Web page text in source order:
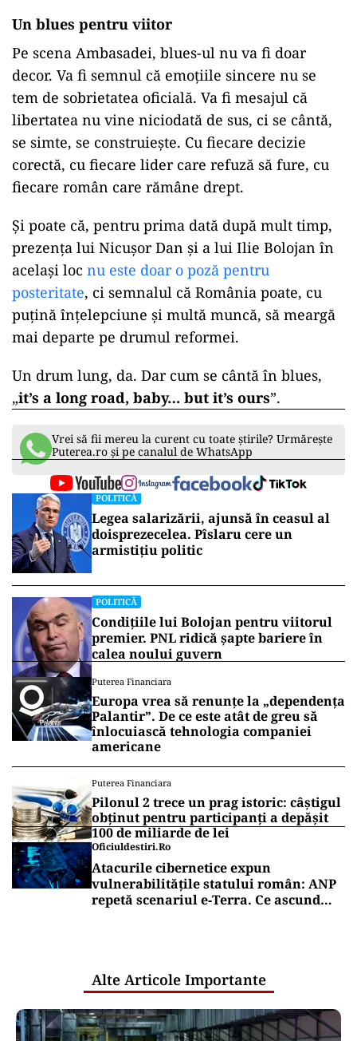
Un blues pentru viitor
Pe scena Ambasadei, blues-ul nu va fi doar
decor. Va fi semnul că emoțiile sincere nu se
tem de sobrietatea oficială. Va fi mesajul că
libertatea nu vine niciodată de sus, ci se cântă,
se simte, se construiește. Cu fiecare decizie
corectă, cu fiecare lider care refuză să fure, cu
fiecare român care rămâne drept.
Și poate că, pentru prima dată după mult timp,
prezența lui Nicușor Dan și a lui Ilie Bolojan în
același loc nu este doar o poză pentru
posteritate, ci semnalul că România poate, cu
puțină înțelepciune și multă muncă, să meargă
mai departe pe drumul reformei.
Un drum lung, da. Dar cum se cântă în blues,
„it’s a long road, baby… but it’s ours”.
Vrei să fii mereu la curent cu toate știrile? Urmărește
Puterea.ro și pe canalul de WhatsApp
POLITICĂ
Legea salarizării, ajunsă în ceasul al
doisprezecelea. Pîslaru cere un
armistițiu politic
POLITICĂ
Condițiile lui Bolojan pentru viitorul
premier. PNL ridică șapte bariere în
calea noului guvern
Puterea Financiara
Europa vrea să renunțe la „dependența
Palantir”. De ce este atât de greu să
înlocuiască tehnologia companiei
americane
Puterea Financiara
Pilonul 2 trece un prag istoric: câștigul
obținut pentru participanți a depășit
100 de miliarde de lei
Oficiuldestiri.ro
Atacurile cibernetice expun
vulnerabilitățile statului român: ANP
repetă scenariul e‑Terra. Ce ascund
Alte Articole Importante